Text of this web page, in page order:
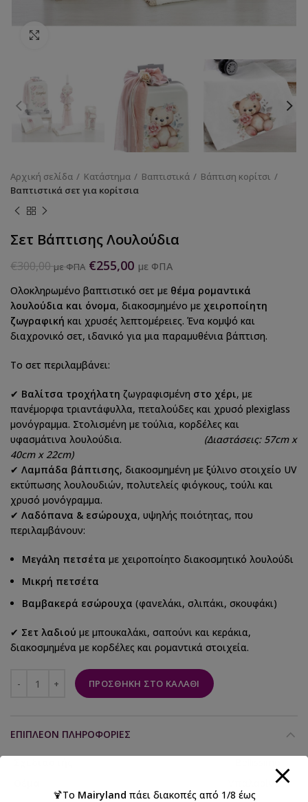
Αρχική σελίδα Κατάστημα Βαπτιστικά
Βάπτιση κορίτσι
Βαπτιστικά σετ για κορίτσια
Σετ Βάπτισης Λουλούδια
€300,00 με ΦΠΑ €255,00 με ΦΠΑ
Ολοκληρωμένο βαπτιστικό σετ με θέμα ρομαντικά
λουλούδια και όνομα, διακοσμημένο με χειροποίητη
ζωγραφική και χρυσές λεπτομέρειες. Ένα κομψό και
διαχρονικό σετ, ιδανικό για μια παραμυθένια βάπτιση.
Το σετ περιλαμβάνει:
✔ Βαλίτσα τροχήλατη ζωγραφισμένη στο χέρι, με
πανέμορφα τριαντάφυλλα, πεταλούδες και χρυσό plexiglass
μονόγραμμα. Στολισμένη με τούλια, κορδέλες και
υφασμάτινα λουλούδια. (Διαστάσεις: 57cm x
40cm x 22cm)
✔ Λαμπάδα βάπτισης, διακοσμημένη με ξύλινο στοιχείο UV
εκτύπωσης λουλουδιών, πολυτελείς φιόγκους, τούλι και
χρυσό μονόγραμμα.
✔ Λαδόπανα & εσώρουχα, υψηλής ποιότητας, που
περιλαμβάνουν:
Μεγάλη πετσέτα με χειροποίητο διακοσμητικό λουλούδι
Μικρή πετσέτα
Βαμβακερά εσώρουχα (φανελάκι, σλιπάκι, σκουφάκι)
✔ Σετ λαδιού με μπουκαλάκι, σαπούνι και κεράκια,
διακοσμημένα με κορδέλες και ρομαντικά στοιχεία.
ΠΡΟΣΘΉΚΗ ΣΤΟ ΚΑΛΆΘΙ
ΕΠΙΠΛΈΟΝ ΠΛΗΡΟΦΟΡΊΕΣ
Μπαλαρίνα
🍹Το Mairyland πάει διακοπές από 1/8 έως